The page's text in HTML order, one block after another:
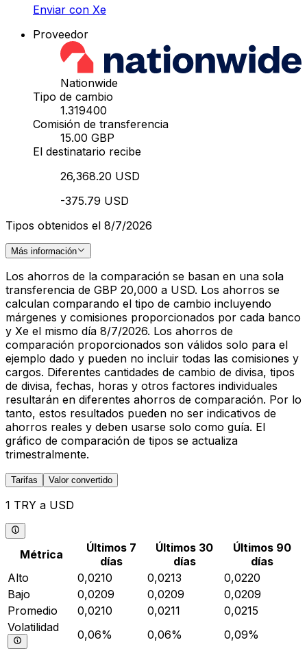
Enviar con Xe
Proveedor
Nationwide
Tipo de cambio
1.319400
Comisión de transferencia
15.00 GBP
El destinatario recibe
26,368.20 USD
-375.79 USD
Tipos obtenidos el 8/7/2026
Más información
Los ahorros de la comparación se basan en una sola
transferencia de GBP 20,000 a USD. Los ahorros se
calculan comparando el tipo de cambio incluyendo
márgenes y comisiones proporcionados por cada banco
y Xe el mismo día 8/7/2026. Los ahorros de
comparación proporcionados son válidos solo para el
ejemplo dado y pueden no incluir todas las comisiones y
cargos. Diferentes cantidades de cambio de divisa, tipos
de divisa, fechas, horas y otros factores individuales
resultarán en diferentes ahorros de comparación. Por lo
tanto, estos resultados pueden no ser indicativos de
ahorros reales y deben usarse solo como guía. El
gráfico de comparación de tipos se actualiza
trimestralmente.
Tarifas Valor convertido
1 TRY a USD
Métrica
Últimos 7
días
Últimos 30
días
Últimos 90
días
Alto
0,0210 0,0213
0,0220
Bajo
0,0209 0,0209
0,0209
Promedio
0,0210 0,0211
0,0215
Volatilidad
0,06% 0,06% 0,09%